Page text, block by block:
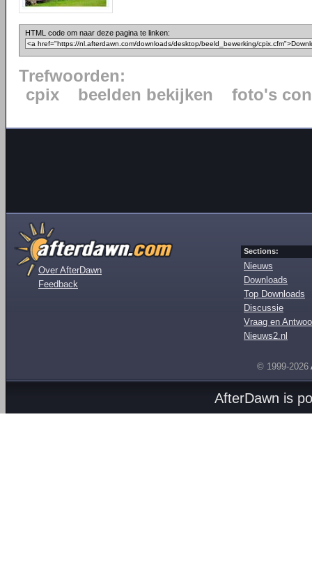
HTML code om naar deze pagina te linken:
Trefwoorden:
cpix
beelden bekijken foto's
Over AfterDawn
Feedback
Sections:
Nieuws
Downloads
Top Downloads
Discussie
Vraag en
Nieuws2.nl
© 1999-2026
AfterDawn is